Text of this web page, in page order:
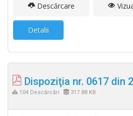
Descărcare
Detalii
Dispoziţia nr. 0617 din
104 Descărcări 317.88 KB